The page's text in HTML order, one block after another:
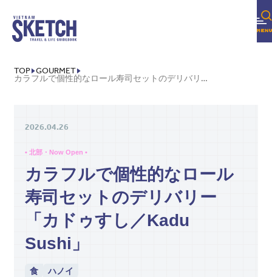
TOP GOURMET
カラフルで個性的なロール寿司セットのデリバリー「カドゥすし／KADU SUSHI」
2026.04.26
• 北部・Now Open •
カラフルで個性的なロール
寿司セットのデリバリー
「カドゥすし／Kadu
Sushi」
食 ハノイ